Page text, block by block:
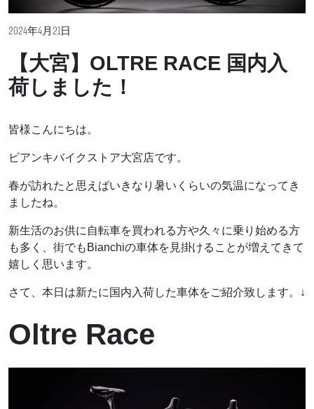
2024年4月21日
【大宮】OLTRE RACE 国内入
荷しました！
皆様こんにちは。
ビアンキバイクストア大宮店です。
春が訪れたと思えばいきなり暑いくらいの気温になってき
ましたね。
新生活のお供に自転車を買われる方や久々に乗り始める方
も多く、街でもBianchiの車体を見掛けることが増えてきて
嬉しく思います。
さて、本日は新たに国内入荷した車体をご紹介致します。↓
Oltre Race